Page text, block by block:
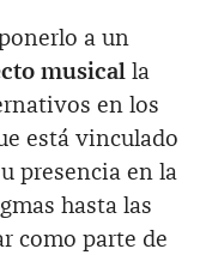
a un
musical la
en los
está vinculado
presencia en la
hasta las
como parte de